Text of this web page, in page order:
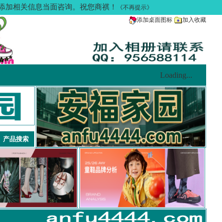
相关信息当面咨询。祝您商祺！
《不再提示》
添加桌面图标
加入收藏
Loading...